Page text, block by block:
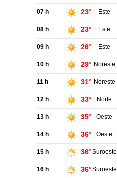
07 h 23° Este
08 h 23° Este
09 h 26° Este
10 h 29° Noreste
11 h 31° Noreste
12 h 33° Norte
13 h 35° Oeste
14 h 36° Oeste
15 h 36°Suroeste
16 h 36°Suroeste